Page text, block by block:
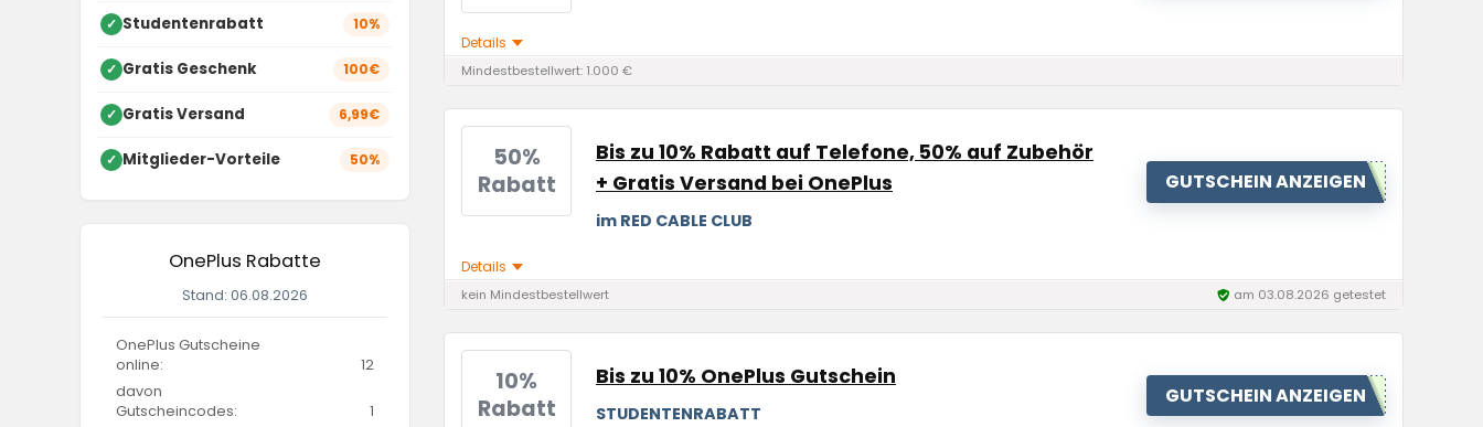
Details
Mindestbestellwert: 1.000 €
50%
Rabatt
Bis zu 10% Rabatt auf Telefone, 50% auf Zubehör
+ Gratis Versand bei OnePlus
im RED CABLE CLUB
GUTSCHEIN ANZEIGEN
Details
kein Mindestbestellwert am 03.08.2026 getestet
10%
Rabatt
Bis zu 10% OnePlus Gutschein
STUDENTENRABATT
GUTSCHEIN ANZEIGEN
✓ Studentenrabatt 10%
✓ Gratis Geschenk 100€
✓ Gratis Versand 6,99€
✓ Mitglieder-Vorteile 50%
OnePlus Rabatte
Stand: 06.08.2026
OnePlus Gutscheine
online:
12
davon
Gutscheincodes:
1